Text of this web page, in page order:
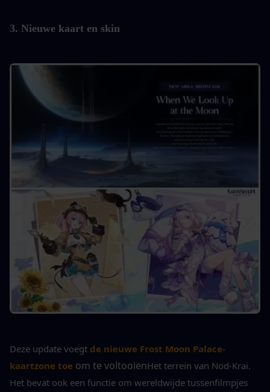
3. Nieuwe kaart en skin
Deze update voegt de nieuwe Frost Moon Palace-
kaartzone toe om te voltooienHet terrein van Nod-Krai.
Het bevat ook een functie om wereldwijde tussenfilmpjes